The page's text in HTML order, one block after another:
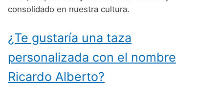
Nombres de niño que empiezan por L
Nombres de niño que empiezan por M
Nombres de niño que empiezan por N
Nombres de Niño Extremeños
Nombres de Niño Madrileños
Nombres de Niño Murcianos
Nombres de Niño Navarros
Nombres de Niño Ingleses
Nombres de Niño Japoneses
Nombres de Niño Judíos
Nombres de Niño Marroquíes
consolidado en nuestra cultura.
¿Te gustaría una taza
personalizada con el nombre
Ricardo Alberto?